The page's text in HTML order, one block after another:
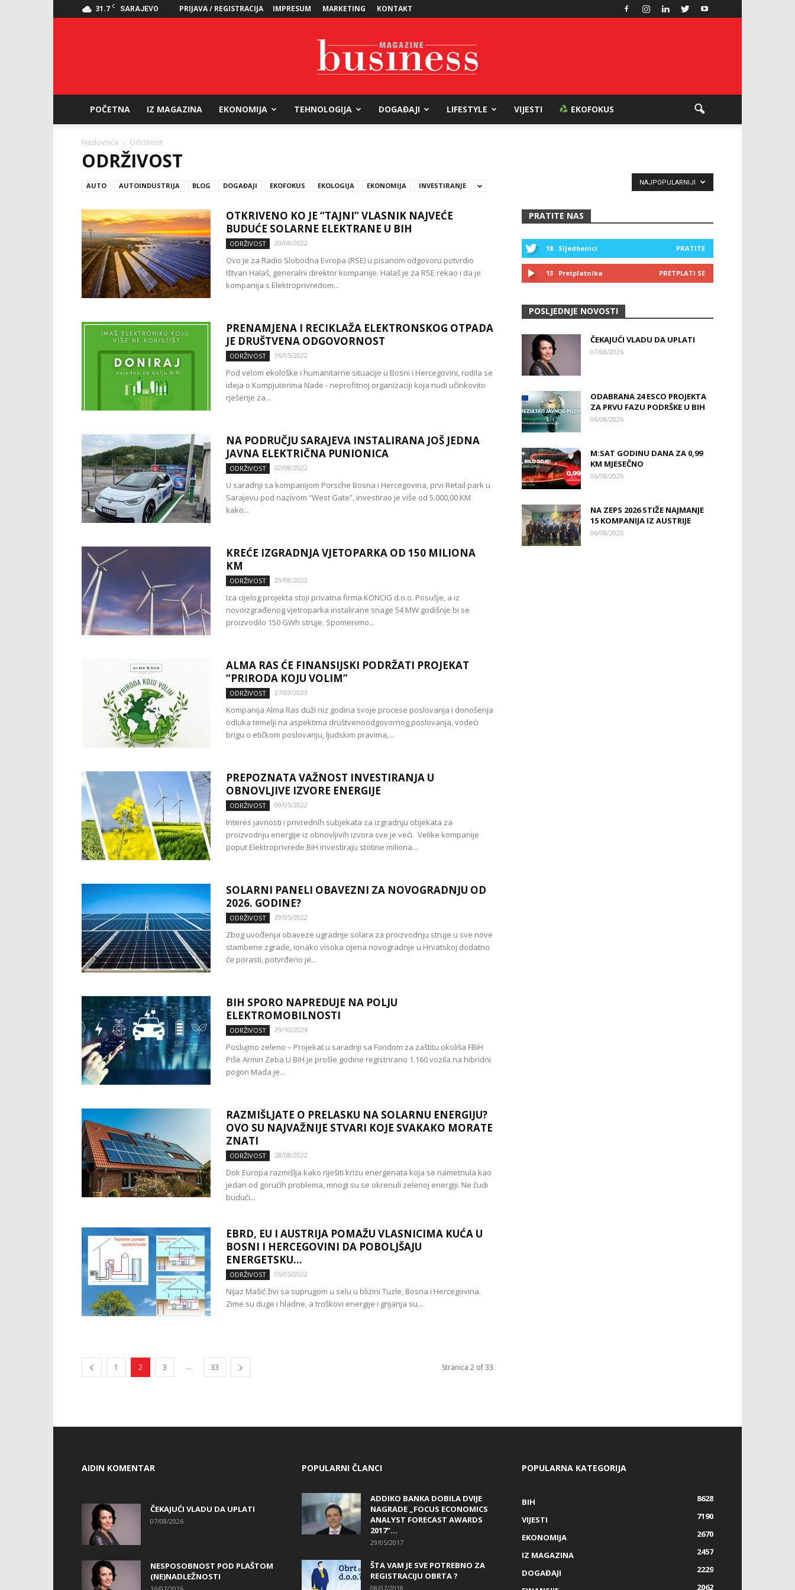
31.7 C SARAJEVO PRIJAVA / REGISTRACIJA IMPRESUM MARKETING KONTAKT
POČETNA IZ MAGAZINA EKONOMIJA TEHNOLOGIJA DOGAĐAJI LIFESTYLE VIJESTI EKOFOKUS
Naslovnica Održivost
ODRŽIVOST
AUTO AUTOINDUSTRIJA BLOG DOGAĐAJI EKOFOKUS EKOLOGIJA EKONOMIJA INVESTIRANJE NAJPOPULARNIJI
OTKRIVENO KO JE “TAJNI” VLASNIK NAJVEĆE
BUDUĆE SOLARNE ELEKTRANE U BIH
ODRŽIVOST 20/08/2022
Ovo je za Radio Slobodna Evropa (RSE) u pisanom odgovoru potvrdio
Ištvan Halaš, generalni direktor kompanije. Halaš je za RSE rekao i da je
kompanija s Elektroprivredom...
PRENAMJENA I RECIKLAŽA ELEKTRONSKOG OTPADA
JE DRUŠTVENA ODGOVORNOST
ODRŽIVOST 06/05/2022
Pod velom ekološke i humanitarne situacije u Bosni i Hercegovini, rodila se
ideja o Kompjuterima Nade - neprofitnoj organizaciji koja nudi učinkovito
rješenje za...
NA PODRUČJU SARAJEVA INSTALIRANA JOŠ JEDNA
JAVNA ELEKTRIČNA PUNIONICA
ODRŽIVOST 02/08/2022
U saradnji sa kompanijom Porsche Bosna i Hercegovina, prvi Retail park u
Sarajevu pod nazivom “West Gate”, investirao je više od 5.000,00 KM
kako...
KREĆE IZGRADNJA VJETOPARKA OD 150 MILIONA
KM
ODRŽIVOST 29/08/2022
Iza cijelog projekta stoji privatna firma KONCIG d.o.o. Posušje, a iz
novoizgrađenog vjetroparka instalirane snage 54 MW godišnje bi se
proizvodilo 150 GWh struje. Spomenimo...
ALMA RAS ĆE FINANSIJSKI PODRŽATI PROJEKAT
“PRIRODA KOJU VOLIM”
ODRŽIVOST 27/03/2023
Kompanija Alma Ras duži niz godina svoje procese poslovanja i donošenja
odluka temelji na aspektima društvenoodgovornog poslovanja, vodeći
brigu o etičkom poslovanju, ljudskim pravima,...
PREPOZNATA VAŽNOST INVESTIRANJA U
OBNOVLJIVE IZVORE ENERGIJE
ODRŽIVOST 09/05/2022
Interes javnosti i privrednih subjekata za izgradnju objekata za
proizvodnju energije iz obnovljivih izvora sve je veći. Velike kompanije
poput Elektroprivrede BiH investiraju stotine miliona...
SOLARNI PANELI OBAVEZNI ZA NOVOGRADNJU OD
2026. GODINE?
ODRŽIVOST 29/05/2022
Zbog uvođenja obaveze ugradnje solara za proizvodnju struje u sve nove
stambene zgrade, ionako visoka cijena novogradnje u Hrvatskoj dodatno
će porasti, potvrđeno je...
BIH SPORO NAPREDUJE NA POLJU
ELEKTROMOBILNOSTI
ODRŽIVOST 29/10/2024
Poslujmo zeleno – Projekat u saradnji sa Fondom za zaštitu okoliša FBiH
Piše Armin Zeba U BiH je prošle godine registrirano 1.160 vozila na hibridni
pogon Mada je...
RAZMIŠLJATE O PRELASKU NA SOLARNU ENERGIJU?
OVO SU NAJVAŽNIJE STVARI KOJE SVAKAKO MORATE
ZNATI
ODRŽIVOST 28/08/2022
Dok Europa razmišlja kako riješiti krizu energenata koja se nametnula kao
jedan od gorućih problema, mnogi su se okrenuli zelenoj energiji. Ne čudi
budući...
EBRD, EU I AUSTRIJA POMAŽU VLASNICIMA KUĆA U
BOSNI I HERCEGOVINI DA POBOLJŠAJU
ENERGETSKU...
ODRŽIVOST 05/05/2022
Nijaz Mašić živi sa suprugom u selu u blizini Tuzle, Bosna i Hercegovina.
Zime su duge i hladne, a troškovi energije i grijanja su...
1 2 3 ... 33 Stranica 2 of 33
PRATITE NAS
18 Sljedbenici PRATITE
13 Pretplatnika PRETPLATI SE
POSLJEDNJE NOVOSTI
ČEKAJUĆI VLADU DA UPLATI
07/08/2026
ODABRANA 24 ESCO PROJEKTA
ZA PRVU FAZU PODRŠKE U BIH
06/08/2026
M:SAT GODINU DANA ZA 0,99
KM MJESEČNO
06/08/2026
NA ZEPS 2026 STIŽE NAJMANJE
15 KOMPANIJA IZ AUSTRIJE
06/08/2026
AIDIN KOMENTAR
ČEKAJUĆI VLADU DA UPLATI
07/08/2026
NESPOSOBNOST POD PLAŠTOM
(NE)NADLEŽNOSTI
POPULARNI ČLANCI
ADDIKO BANKA DOBILA DVIJE
NAGRADE „FOCUS ECONOMICS
ANALYST FORECAST AWARDS
2017“...
29/05/2017
ŠTA VAM JE SVE POTREBNO ZA
REGISTRACIJU OBRTA ?
08/07/2018
POPULARNA KATEGORIJA
BIH
8628
VIJESTI
7190
EKONOMIJA
2670
IZ MAGAZINA
2457
DOGAĐAJI
2229
2062